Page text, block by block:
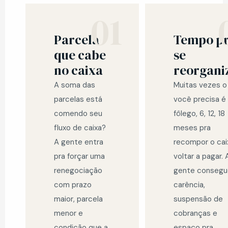
01
Parcela
que cabe
no caixa
A soma das
parcelas está
comendo seu
fluxo de caixa?
A gente entra
pra forçar uma
renegociação
com prazo
maior, parcela
menor e
Tempo
se
Muitas vezes
você precisa é
fôlego, 6, 12, 18
meses pra
recompor o
voltar a pagar.
gente
carência,
suspensão de
cobranças e